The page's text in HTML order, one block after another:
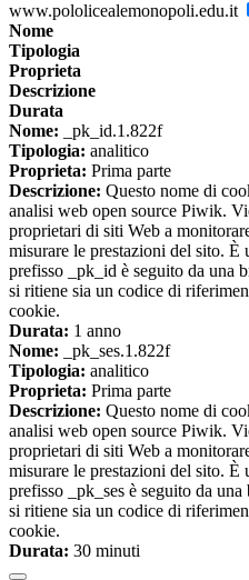
www.pololicealemonopoli.edu.it
Nome
Tipologia
Proprieta
Descrizione
Durata
Nome: _pk_id.1.822f
Tipologia: analitico
Proprieta: Prima parte
Descrizione: Questo nome di
analisi web open source Piwik.
proprietari di siti Web a
misurare le prestazioni del sito.
prefisso _pk_id è seguito da una
si ritiene sia un codice di
cookie.
Durata: 1 anno
Nome: _pk_ses.1.822f
Tipologia: analitico
Proprieta: Prima parte
Descrizione: Questo nome di
analisi web open source Piwik.
proprietari di siti Web a
misurare le prestazioni del sito.
prefisso _pk_ses è seguito da
si ritiene sia un codice di
cookie.
Durata: 30 minuti